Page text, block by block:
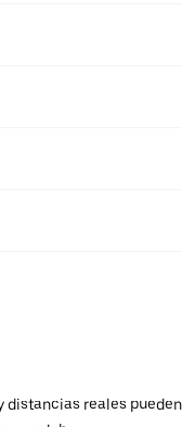
distancias reales